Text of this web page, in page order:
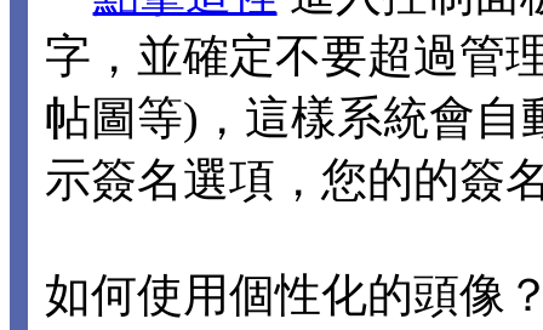
字，並確定不要超過管
帖圖等)，這樣系統會自
示簽名選項，您的的簽
如何使用個性化的頭像